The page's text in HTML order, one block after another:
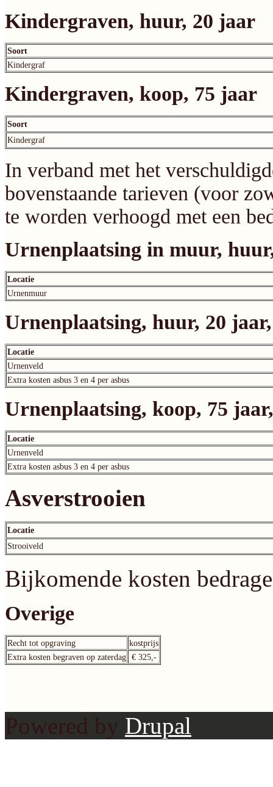
Kindergraven, huur, 20 jaar
Soort
Kindergraf
Kindergraven, koop, 75 jaar
Soort
Kindergraf
In verband met het
bovenstaande tarieven (voor
te worden verhoogd met een
Urnenplaatsing in muur,
Locatie
Urnenmuur
Urnenplaatsing, huur, 20
Locatie
Urnenveld
Extra kosten asbus 3 en 4 per asbus
Urnenplaatsing, koop, 75
Locatie
Urnenveld
Extra kosten asbus 3 en 4 per asbus
Asverstrooien
Locatie
Strooiveld
Bijkomende kosten
Overige
Recht tot opgraving
kostprijs
Extra kosten begraven op zaterdag € 325,-
Powered by Drupal